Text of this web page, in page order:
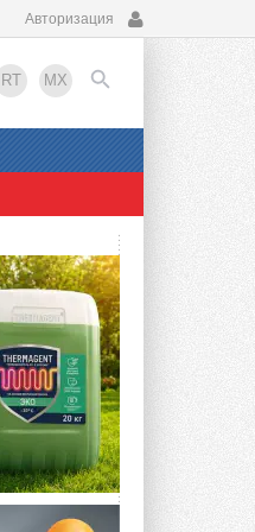
Авторизация
RT MX
EN